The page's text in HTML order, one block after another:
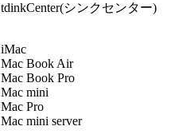
tdinkCenter(シンクセンター)
iMac
Mac Book Air
Mac Book Pro
Mac mini
Mac Pro
Mac mini server